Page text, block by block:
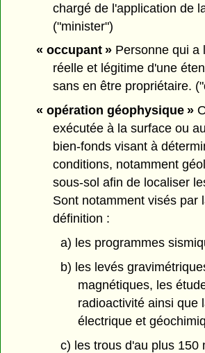
chargé de l'application de
("minister")
« occupant »Personne qui a
réelle et légitime d'une
sans en être propriétaire.
« opération géophysique »
exécutée à la surface ou
bien-fonds visant à
conditions, notamment
sous-sol afin de localiser
Sont notamment visés par
définition :
a) les programmes
b) les levés
magnétiques, les
radioactivité ainsi que
électrique et
c) les trous d'au plus 150